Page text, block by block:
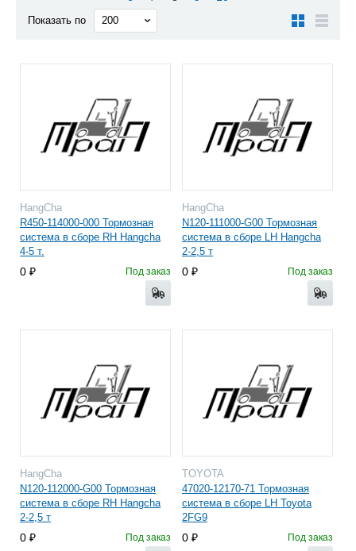
Показать по
HangCha
R450-114000-000 Тормозная
система в сборе RH Hangcha
4-5 т.
0 Под заказ
HangCha
N120-111000-G00 Тормозная
система в сборе LH Hangcha
2-2,5 т
0 Под заказ
HangCha
N120-112000-G00 Тормозная
система в сборе RH Hangcha
2-2,5 т
0 Под заказ
TOYOTA
47020-12170-71 Тормозная
система в сборе LH Toyota
2FG9
0 Под заказ